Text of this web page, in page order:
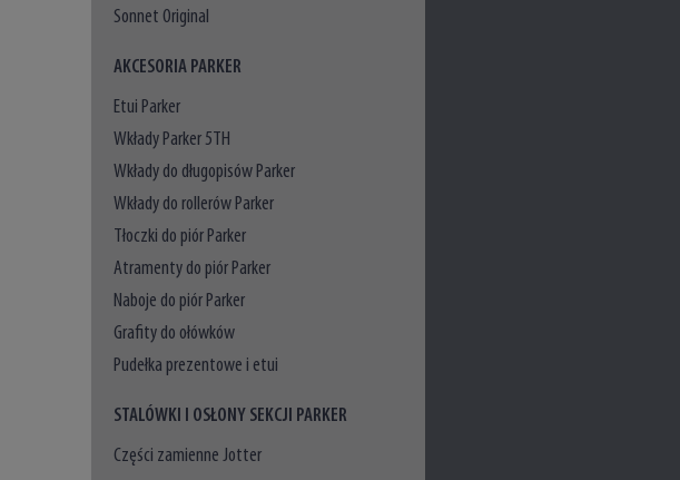
Sonnet Original
AKCESORIA PARKER
Etui Parker
Wkłady Parker 5TH
Wkłady do długopisów Parker
Wkłady do rollerów Parker
Tłoczki do piór Parker
Atramenty do piór Parker
Naboje do piór Parker
Grafity do ołówków
Pudełka prezentowe i etui
STALÓWKI I OSŁONY SEKCJI PARKER
Części zamienne Jotter